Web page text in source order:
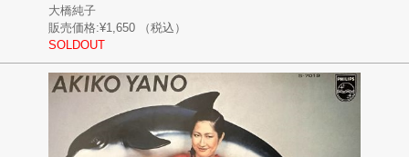
大橋純子
販売価格:¥1,650
（税込）
SOLDOUT